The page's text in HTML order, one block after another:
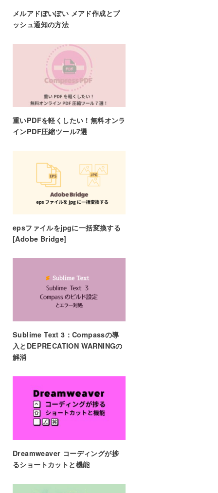
メルアドぽいぽい メアド作成とプ
ッシュ通知の方法
重いPDFを軽くしたい！無料オンラ
インPDF圧縮ツール7選
epsファイルをjpgに一括変換する
[Adobe Bridge]
Sublime Text 3：Compassの導
入とDEPRECATION WARNINGの
解消
Dreamweaver コーディングが捗
るショートカットと機能